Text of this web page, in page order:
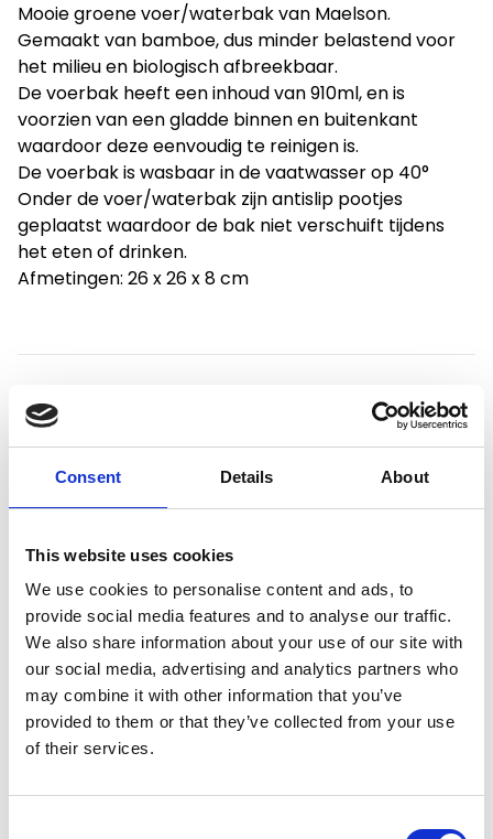
Consent Details About
This website uses cookies
We use cookies to personalise content and ads, to
provide social media features and to analyse our traffic.
We also share information about your use of our site with
our social media, advertising and analytics partners who
may combine it with other information that you’ve
provided to them or that they’ve collected from your use
of their services.
Mooie groene voer/waterbak van Maelson.
Gemaakt van bamboe, dus minder belastend voor
het milieu en biologisch afbreekbaar.
De voerbak heeft een inhoud van 910ml, en is
voorzien van een gladde binnen en buitenkant
waardoor deze eenvoudig te reinigen is.
De voerbak is wasbaar in de vaatwasser op 40°
Onder de voer/waterbak zijn antislip pootjes
geplaatst waardoor de bak niet verschuift tijdens
het eten of drinken.
Afmetingen: 26 x 26 x 8 cm
Productspecificaties
Gewicht
0.4 kg
Voorraad
27
Artikelcode
BB3190
EAN
4260195041479
Merk:Maelson